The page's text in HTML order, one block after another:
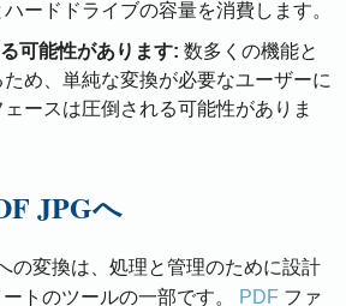
ードドライブの容量を消費します。
可能性があります: 数多くの機能と
め、単純な変換が必要なユーザーに
ースは圧倒される可能性がありま
JPGへ
の変換は、処理と管理のために設計
トのツールの一部です。
PDF ファ